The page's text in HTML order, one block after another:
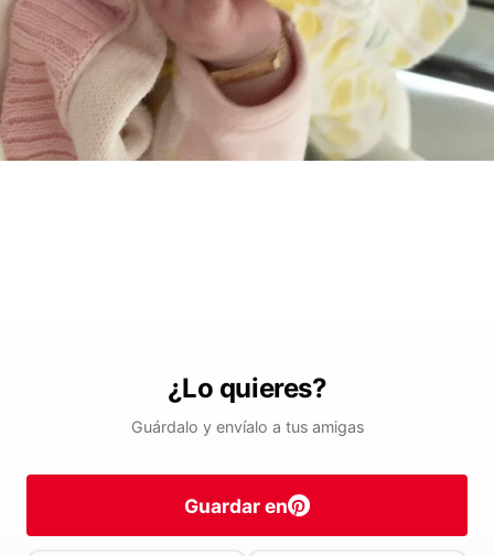
¿Lo quieres?
Guárdalo y envíalo a tus amigas
Guardar en